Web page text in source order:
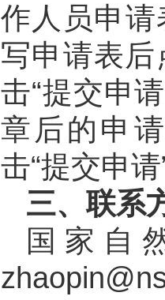
作人员申
写申请表后
击“提交申
章后的申
击“提交申
三、联系
国家自